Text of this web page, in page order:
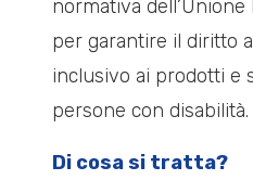
normativa
per garantire il diritto
inclusivo ai prodotti e
persone con disabilità.
Di cosa si tratta?